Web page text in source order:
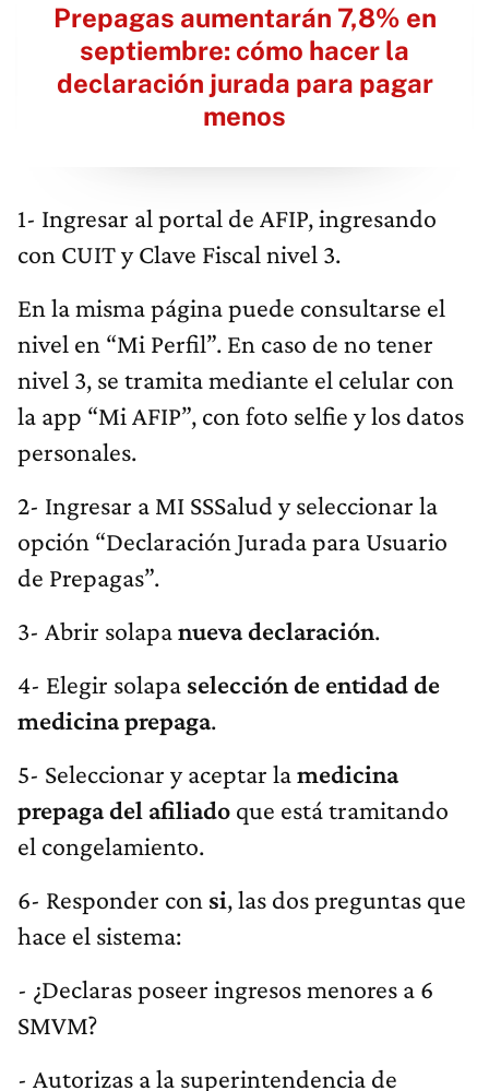
Prepagas aumentarán 7,8% en
septiembre: cómo hacer la
declaración jurada para pagar
menos
1- Ingresar al portal de AFIP, ingresando
con CUIT y Clave Fiscal nivel 3.
En la misma página puede consultarse el
nivel en “Mi Perfil”. En caso de no tener
nivel 3, se tramita mediante el celular con
la app “Mi AFIP”, con foto selfie y los datos
personales.
2- Ingresar a MI SSSalud y seleccionar la
opción “Declaración Jurada para Usuario
de Prepagas”.
3- Abrir solapanueva declaración.
4- Elegir solapa selección de entidad de
medicina prepaga.
5- Seleccionar y aceptar lamedicina
prepaga del afiliado que está tramitando
el congelamiento.
6- Responder con si, las dos preguntas que
hace el sistema:
- ¿Declaras poseer ingresos menores a 6
SMVM?
- Autorizas a la superintendencia de